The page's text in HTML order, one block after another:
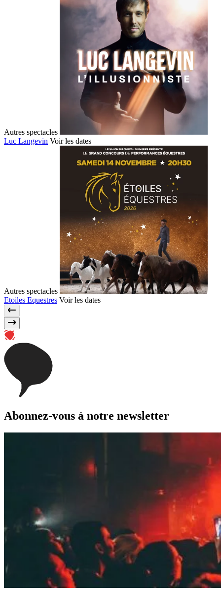
Autres spectacles
Luc Langevin Voir les dates
Autres spectacles
Etoiles Equestres Voir les dates
Abonnez-vous à notre newsletter